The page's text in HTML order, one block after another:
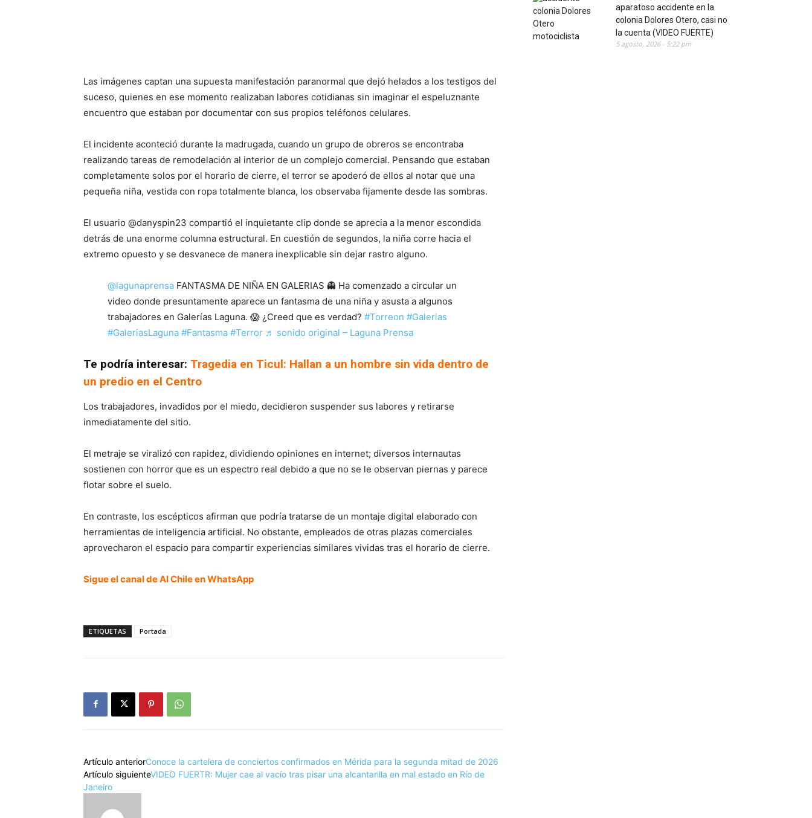
Las imágenes captan una supuesta manifestación paranormal que dejó helados a los testigos del
suceso, quienes en ese momento realizaban labores cotidianas sin imaginar el espeluznante
encuentro que estaban por documentar con sus propios teléfonos celulares.
El incidente aconteció durante la madrugada, cuando un grupo de obreros se encontraba
realizando tareas de remodelación al interior de un complejo comercial. Pensando que estaban
completamente solos por el horario de cierre, el terror se apoderó de ellos al notar que una
pequeña niña, vestida con ropa totalmente blanca, los observaba fijamente desde las sombras.
El usuario @danyspin23 compartió el inquietante clip donde se aprecia a la menor escondida
detrás de una enorme columna estructural. En cuestión de segundos, la niña corre hacia el
extremo opuesto y se desvanece de manera inexplicable sin dejar rastro alguno.
@lagunaprensa FANTASMA DE NIÑA EN GALERIAS 👻 Ha comenzado a circular un
video donde presuntamente aparece un fantasma de una niña y asusta a algunos
trabajadores en Galerías Laguna. 😱 ¿Creed que es verdad? #Torreon #Galerias
#GaleriasLaguna #Fantasma #Terror ♬ sonido original – Laguna Prensa
Te podría interesar: Tragedia en Ticul: Hallan a un hombre sin vida dentro de
un predio en el Centro
Los trabajadores, invadidos por el miedo, decidieron suspender sus labores y retirarse
inmediatamente del sitio.
El metraje se viralizó con rapidez, dividiendo opiniones en internet; diversos internautas
sostienen con horror que es un espectro real debido a que no se le observan piernas y parece
flotar sobre el suelo.
En contraste, los escépticos afirman que podría tratarse de un montaje digital elaborado con
herramientas de inteligencia artificial. No obstante, empleados de otras plazas comerciales
aprovecharon el espacio para compartir experiencias similares vividas tras el horario de cierre.
Sigue el canal de Al Chile en WhatsApp
ETIQUETAS Portada
Artículo anteriorConoce la cartelera de conciertos confirmados en Mérida para la segunda mitad de 2026
Artículo siguienteVIDEO FUERTR: Mujer cae al vacío tras pisar una alcantarilla en mal estado en Río de
Janeiro
aparatoso accidente en la
colonia Dolores Otero, casi no
la cuenta (VIDEO FUERTE)
5 agosto, 2026 - 5:22 pm